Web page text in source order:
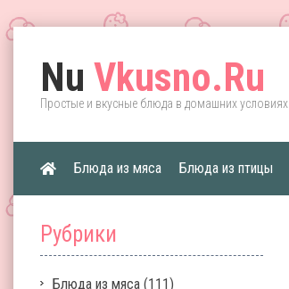
Nu Vkusno.Ru
Простые и вкусные блюда в домашних условиях
Блюда из мяса Блюда из птицы
Рубрики
Блюда из мяса (111)